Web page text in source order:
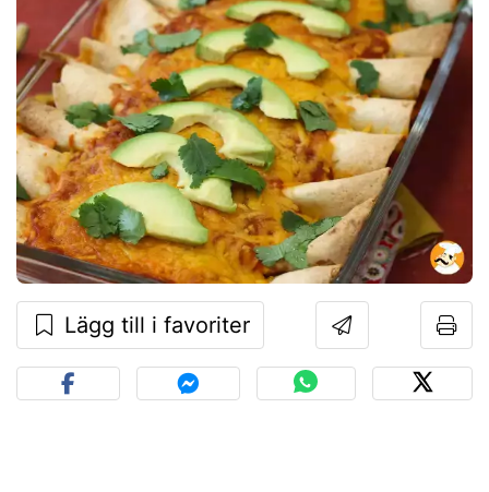
Lägg till i favoriter